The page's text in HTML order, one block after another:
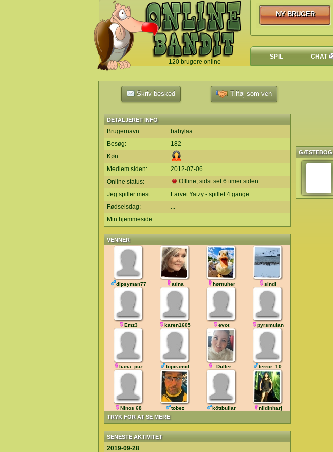
120 brugere online
`
NY BRUGER
NY BRUGER
SPIL CHAT
Skriv besked Tilføj som ven
DETALJERET INFO
Brugernavn:
babylaa
Besøg:
182
Køn:
Medlem siden:
2012-07-06
Online status:
Offline, sidst set 6 timer siden
Jeg spiller mest:
Farvet Yatzy - spillet 4 gange
Fødselsdag:
...
Min hjemmeside:
VENNER
TRYK FOR AT SE MERE
dipsyman77 atina hørnuher sindi
Emz3 karen1605 evot pyrsmulan
liana_puz topiramid _Duller_ terror_10
Ninos 68 tobez köttbullar nildinharj
SENESTE AKTIVITET
2019-09-28
GÆSTEBOG